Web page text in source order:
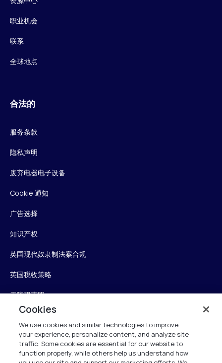
职业机会
联系
全球地点
合法的
服务条款
隐私声明
废弃电器电子设备
Cookie 通知
广告选择
知识产权
英国现代奴隶制法案合规
英国税收策略
无障碍声明
信任中心
个性化我的设置
Cookies
We use cookies and similar technologies to improve
your experience, personalize content, and analyze site
traffic. Some cookies are essential for our website to
function properly, while others help us understand how